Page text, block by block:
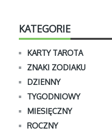
KATEGORIE
KARTY TAROTA
ZNAKI ZODIAKU
DZIENNY
TYGODNIOWY
MIESIĘCZNY
ROCZNY